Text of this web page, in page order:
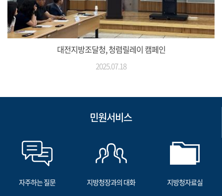
대전지방조달청, 청렴릴레이 캠페인
2025.07.18
민원서비스
자주하는 질문 지방청장과의 대화 지방청자료실